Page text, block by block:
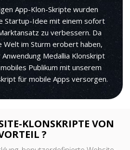
App-Klon-Skripte wurden
Startup-Idee mit einem sofort
zu verbessern. Da
Welt im Sturm erobert haben,
Medallia Klonskript
Publikum mit unserem
für mobile Apps versorgen.
KLONSKRIPTE VON
?